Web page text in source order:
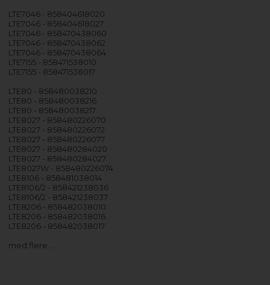
LTE7046 - 858404618020
LTE7046 - 858404618027
LTE7046 - 858470438060
LTE7046 - 858470438062
LTE7046 - 858470438064
LTE7155 - 858471538010
LTE7155 - 858471538017
LTE80 - 858480038210
LTE80 - 858480038216
LTE80 - 858480038217
LTE8027 - 858480226070
LTE8027 - 858480226072
LTE8027 - 858480226077
LTE8027 - 858480284020
LTE8027 - 858480284027
LTE8027W - 858480226074
LTE8106 - 858481038014
LTE8106/2 - 858421238036
LTE8106/2 - 858421238037
LTE8206 - 858482038010
LTE8206 - 858482038016
LTE8206 - 858482038017
med flere…